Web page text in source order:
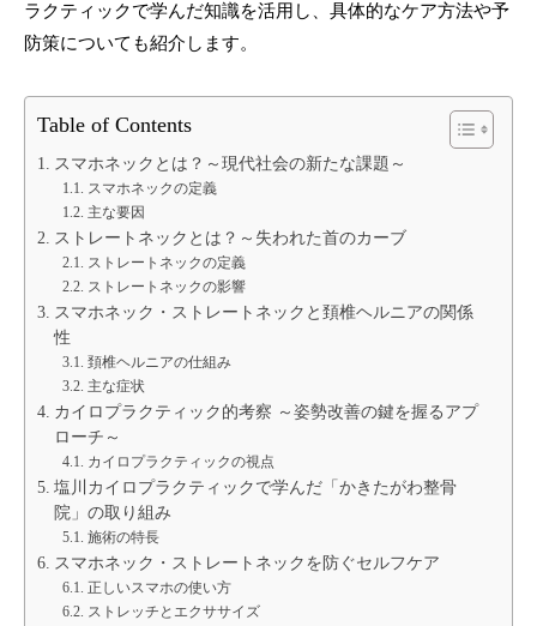
ラクティックで学んだ知識を活用し、具体的なケア方法や予
防策についても紹介します。
Table of Contents
スマホネックとは？～現代社会の新たな課題～
スマホネックの定義
主な要因
ストレートネックとは？～失われた首のカーブ
ストレートネックの定義
ストレートネックの影響
スマホネック・ストレートネックと頚椎ヘルニアの関係
性
頚椎ヘルニアの仕組み
主な症状
カイロプラクティック的考察 ～姿勢改善の鍵を握るアプ
ローチ～
カイロプラクティックの視点
塩川カイロプラクティックで学んだ「かきたがわ整骨
院」の取り組み
施術の特長
スマホネック・ストレートネックを防ぐセルフケア
正しいスマホの使い方
ストレッチとエクササイズ